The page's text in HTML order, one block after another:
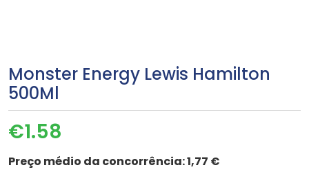
Monster Energy Lewis Hamilton
500Ml
€1.58
Preço médio da concorrência:1,77 €